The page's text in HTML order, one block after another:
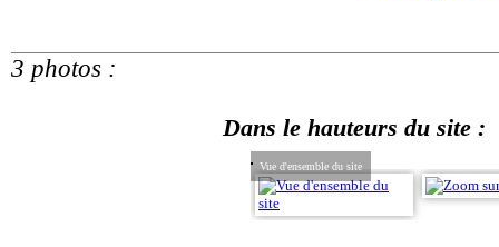
3 photos :
Dans le hauteurs du site :
Vue d'ensemble du site